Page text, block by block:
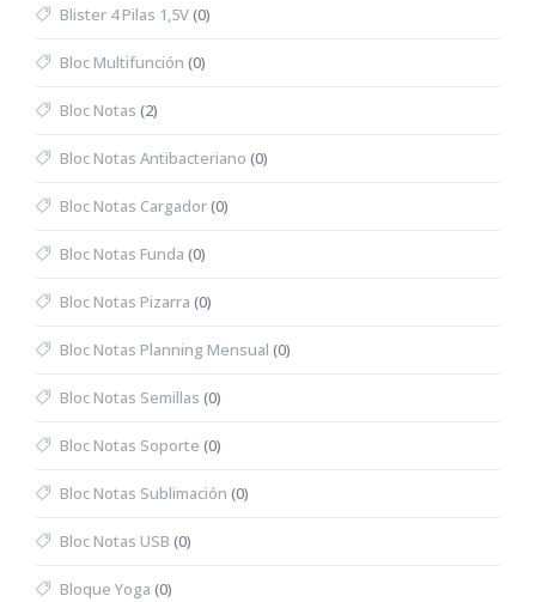
Blister 4 Pilas 1,5V(0)
Bloc Multifunción (0)
Bloc Notas (2)
Bloc Notas Antibacteriano (0)
Bloc Notas Cargador(0)
Bloc Notas Funda (0)
Bloc Notas Pizarra (0)
Bloc Notas Planning Mensual (0)
Bloc Notas Semillas (0)
Bloc Notas Soporte (0)
Bloc Notas Sublimación (0)
Bloc Notas USB (0)
Bloque Yoga (0)